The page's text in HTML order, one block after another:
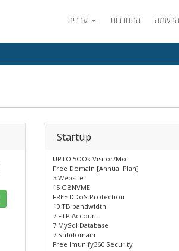
התחברות הרשמה
Startup
UPTO 5OOk Visitor/Mo
Free Domain [Annual Plan]
3 Website
15 GBNVME
FREE DDoS Protection
10 TB bandwidth
7 FTP Account
7 MySql Database
7 Subdomain
Free lmunify360 Security